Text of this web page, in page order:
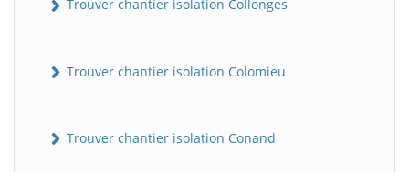
Trouver chantier isolation Collonges
Trouver chantier isolation Colomieu
Trouver chantier isolation Conand